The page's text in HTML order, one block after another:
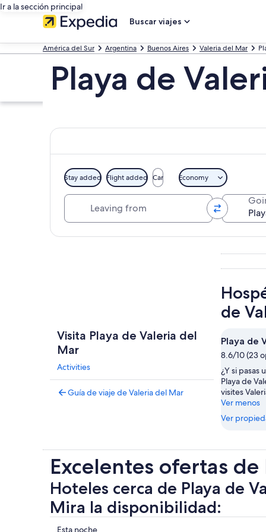
Ir a la sección principal
Buscar viajes
América del Sur Argentina Buenos Aires Valeria del Mar
Playa de
Stay added Flight added Car Economy
Visita Playa de Valeria del
Mar
Activities
Guía de viaje de Valeria del Mar
de
Playa de
8.6/10 (23
¿Y si pasas
Playa de
visites
Ver menos
Ver
Excelentes ofertas
Hoteles cerca de Playa de
Mira la disponibilidad:
Esta noche